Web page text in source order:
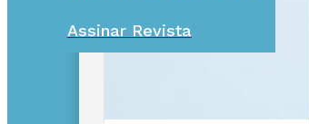
Assinar Revista